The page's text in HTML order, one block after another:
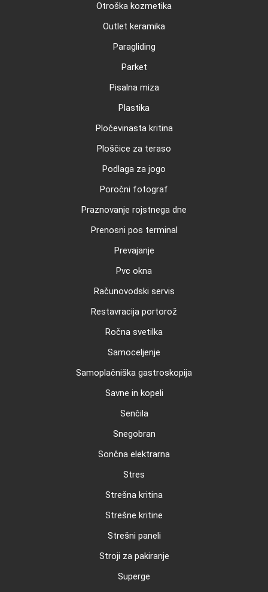
Otroška kozmetika
Outlet keramika
Paragliding
Parket
Pisalna miza
Plastika
Pločevinasta kritina
Ploščice za teraso
Podlaga za jogo
Poročni fotograf
Praznovanje rojstnega dne
Prenosni pos terminal
Prevajanje
Pvc okna
Računovodski servis
Restavracija portorož
Ročna svetilka
Samoceljenje
Samoplačniška gastroskopija
Savne in kopeli
Senčila
Snegobran
Sončna elektrarna
Stres
Strešna kritina
Strešne kritine
Strešni paneli
Stroji za pakiranje
Superge